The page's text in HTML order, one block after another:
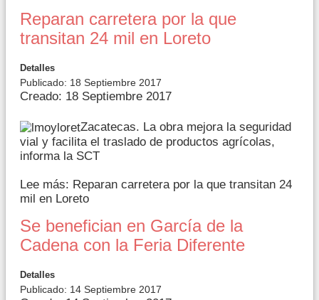
Reparan carretera por la que
transitan 24 mil en Loreto
Detalles
Publicado: 18 Septiembre 2017
Creado: 18 Septiembre 2017
Zacatecas. La obra mejora la seguridad
vial y facilita el traslado de productos agrícolas,
informa la SCT
Lee más: Reparan carretera por la que transitan 24
mil en Loreto
Se benefician en García de la
Cadena con la Feria Diferente
Detalles
Publicado: 14 Septiembre 2017